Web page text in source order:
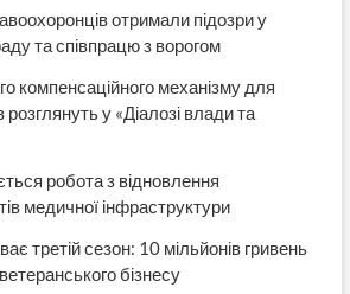
отримали підозри у
та співпрацю з ворогом
компенсаційного механізму для
розглянуть у «Діалозі влади та
робота з відновлення
медичної інфраструктури
третій сезон: 10 мільйонів гривень
бізнесу